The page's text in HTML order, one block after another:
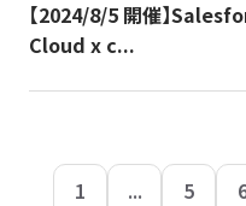
【2024/8/5 開催】
Cloud x c...
1 ... 5